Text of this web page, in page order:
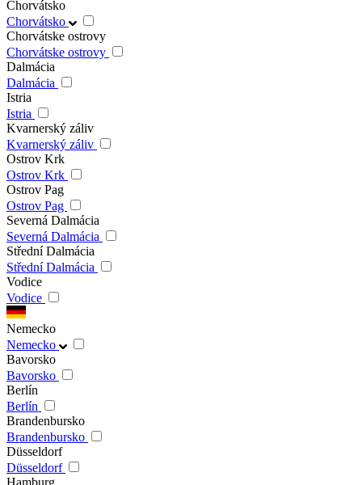
Chorvátsko
Chorvátsko
Chorvátske ostrovy
Chorvátske ostrovy
Dalmácia
Dalmácia
Istria
Istria
Kvarnerský záliv
Kvarnerský záliv
Ostrov Krk
Ostrov Krk
Ostrov Pag
Ostrov Pag
Severná Dalmácia
Severná Dalmácia
Střední Dalmácia
Střední Dalmácia
Vodice
Vodice
Nemecko
Nemecko
Bavorsko
Bavorsko
Berlín
Berlín
Brandenbursko
Brandenbursko
Düsseldorf
Düsseldorf